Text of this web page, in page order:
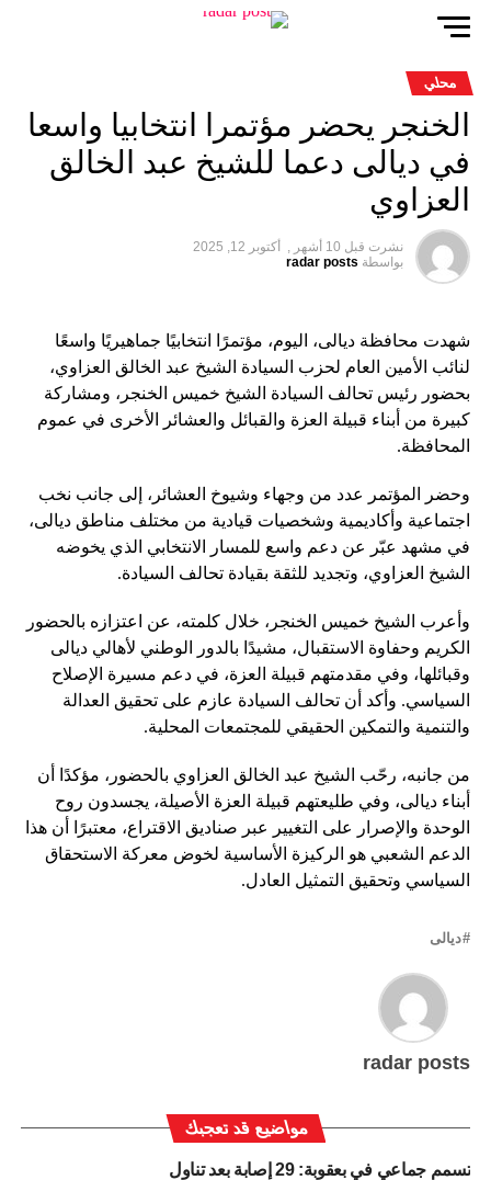
محلي
الخنجر يحضر مؤتمرا انتخابيا واسعا
في ديالى دعما للشيخ عبد الخالق
العزاوي
نشرت قبل 10 أشهر ,
أكتوبر 12, 2025
بواسطة radar posts
شهدت محافظة ديالى، اليوم، مؤتمرًا انتخابيًا جماهيريًا واسعًا
لنائب الأمين العام لحزب السيادة الشيخ عبد الخالق العزاوي،
بحضور رئيس تحالف السيادة الشيخ خميس الخنجر، ومشاركة
كبيرة من أبناء قبيلة العزة والقبائل والعشائر الأخرى في عموم
المحافظة.
وحضر المؤتمر عدد من وجهاء وشيوخ العشائر، إلى جانب نخب
اجتماعية وأكاديمية وشخصيات قيادية من مختلف مناطق ديالى،
في مشهد عبّر عن دعم واسع للمسار الانتخابي الذي يخوضه
الشيخ العزاوي، وتجديد للثقة بقيادة تحالف السيادة.
وأعرب الشيخ خميس الخنجر، خلال كلمته، عن اعتزازه بالحضور
الكريم وحفاوة الاستقبال، مشيدًا بالدور الوطني لأهالي ديالى
وقبائلها، وفي مقدمتهم قبيلة العزة، في دعم مسيرة الإصلاح
السياسي. وأكد أن تحالف السيادة عازم على تحقيق العدالة
والتنمية والتمكين الحقيقي للمجتمعات المحلية.
من جانبه، رحّب الشيخ عبد الخالق العزاوي بالحضور، مؤكدًا أن
أبناء ديالى، وفي طليعتهم قبيلة العزة الأصيلة، يجسدون روح
الوحدة والإصرار على التغيير عبر صناديق الاقتراع، معتبرًا أن هذا
الدعم الشعبي هو الركيزة الأساسية لخوض معركة الاستحقاق
السياسي وتحقيق التمثيل العادل.
ديالى
radar posts
مواضيع قد تعجبك
تسمم جماعي في بعقوبة: 29 إصابة بعد تناول